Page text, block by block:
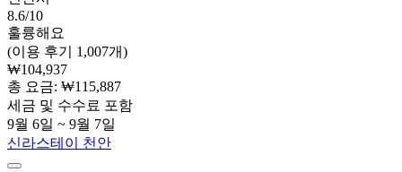
8.6/10
훌륭해요
(이용 후기 1,007개)
₩104,937
총 요금: ₩115,887
세금 및 수수료 포함
9월 6일 ~ 9월 7일
신라스테이 천안